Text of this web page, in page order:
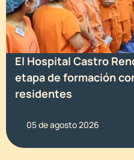
El Hospital Castro
etapa de formación
residentes
05 de agosto 2026